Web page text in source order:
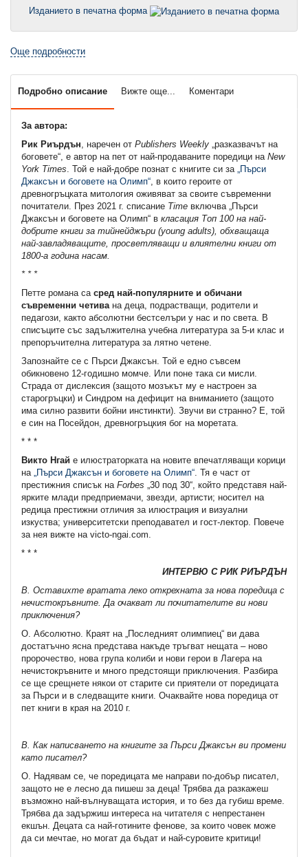
Изданието в печатна форма
Още подробности
Подробно описание Вижте още... Коментари
За автора:
Рик Риърдън , наречен от Publishers Weekly „разказвачът на
боговете“, е автор на пет от най-продаваните поредици на New
York Times . Той е най-добре познат с книгите си за „Пърси
Джаксън и боговете на Олимп“ , в които героите от
древногръцката митология оживяват за своите съвременни
почитатели. През 2021 г. списание Time включва „Пърси
Джаксън и боговете на Олимп“ в класация Топ 100 на най-
добрите книги за тийнейджъри (young adults), обхващаща
най-завладяващите, просветляващи и влиятелни книги от
1800-а година насам.
* * *
Петте романа са сред най-популярните и обичани
съвременни четива на деца, подрастващи, родители и
педагози, както абсолютни бестселъри у нас и по света. В
списъците със задължителна учебна литература за 5-и клас и
препоръчителна литература за лятно четене.
Запознайте се с Пърси Джаксън. Той е едно съвсем
обикновено 12-годишно момче. Или поне така си мисли.
Страда от дислексия (защото мозъкът му е настроен за
старогръцки) и Синдром на дефицит на вниманието (защото
има силно развити бойни инстинкти). Звучи ви странно? Е, той
е син на Посейдон, древногръцкия бог на моретата.
* * *
Викто Нгай е илюстраторката на новите впечатляващи корици
на „Пърси Джаксън и боговете на Олимп“ . Тя е част от
престижния списък на Forbes „30 под 30“, който представя най-
ярките млади предприемачи, звезди, артисти; носител на
редица престижни отличия за илюстрация и визуални
изкуства; университетски преподавател и гост-лектор. Повече
за нея вижте на victo-ngai.com.
* * *
ИНТЕРВЮ С РИК РИЪРДЪН
В. Оставихте вратата леко открехната за нова поредица с
нечистокръвните. Да очакват ли почитателите ви нови
приключения?
О. Абсолютно. Краят на „Последният олимпиец“ ви дава
достатъчно ясна представа накъде тръгват нещата – ново
пророчество, нова група колиби и нови герои в Лагера на
нечистокръвните и много предстоящи приключения. Разбира
се ще срещнете някои от старите си приятели от поредицата
за Пърси и в следващите книги. Очаквайте нова поредица от
пет книги в края на 2010 г.
В. Как написването на книгите за Пърси Джаксън ви промени
като писател?
О. Надявам се, че поредицата ме направи по-добър писател,
защото не е лесно да пишеш за деца! Трябва да разкажеш
възможно най-вълнуващата история, и то без да губиш време.
Трябва да задържиш интереса на читателя с непрестанен
екшън. Децата са най-готините фенове, за които човек може
да си мечтае, но могат да бъдат и най-суровите критици!